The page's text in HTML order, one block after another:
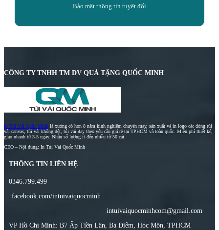
Bảo mật thông tin tuyệt đối
CÔNG TY TNHH TM DV QUÀ TẶNG QUỐC MINH
In Túi Vải Quốc Minh là xưởng có hơn 8 năm kinh nghiệm chuyên may, sản xuất và in logo các dòng túi
vải canvas, túi vải không dệt, túi vải đay theo yêu cầu giá rẻ tại TPHCM và toàn quốc. Miễn phí thiết kế,
giao nhanh từ 3-5 ngày. Nhận số lượng ít đến nhiều từ 50 cái.
CEO – Nội dung: In Túi Vải Quốc Minh
THÔNG TIN LIÊN HỆ
0346.799.499
facebook.com/intuivaiquocminh
intuivaiquocminhcom@gmail.com
VP Hồ Chí Minh: B7 Ấp Tiền Lân, Bà Điểm, Hóc Môn, TPHCM